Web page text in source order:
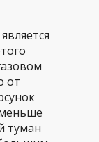
от
туман